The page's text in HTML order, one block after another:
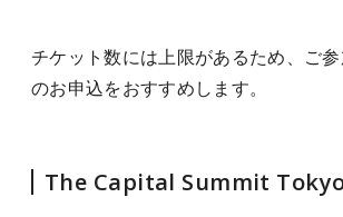
チケット数には上限があるため、ご
のお申込をおすすめします。
The Capital Summit